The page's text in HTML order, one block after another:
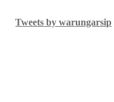
Tweets by warungarsip